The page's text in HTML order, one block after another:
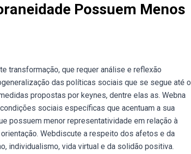
Possuem Menos
transformação, que requer análise e reflexão
das políticas sociais que se segue até o
propostas por keynes, dentre elas as. Webna
sociais específicas que acentuam a sua
possuem menor representatividade em relação à
Webdiscute a respeito dos afetos e da
individualismo, vida virtual e da solidão positiva.